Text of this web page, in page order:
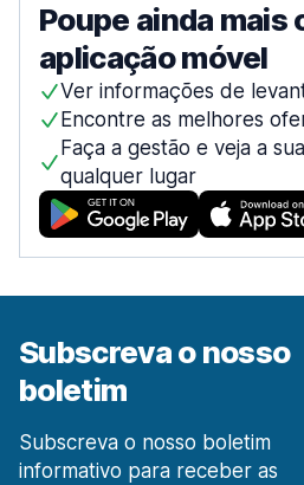
159 ofertas especiais em 1
Lisboa
1743 ofertas especiais em 19
Aeroporto de Lisboa
desde 7,08 € por dia
Centro da cidade
desde 8,17 € por dia
Madeira
413 ofertas especiais em 2
Aeroporto de Funchal
desde 17,13 € por dia
Poupe ainda mais
aplicação móvel
Ver informações de
Encontre as melhores
Faça a gestão e veja a
qualquer lugar
Subscreva o nosso
boletim
Subscreva o nosso boletim
informativo para receber as